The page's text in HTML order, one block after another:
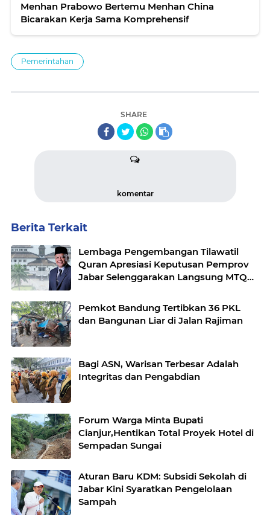
Menhan Prabowo Bertemu Menhan China
Bicarakan Kerja Sama Komprehensif
Pemerintahan
SHARE
komentar
Berita Terkait
Lembaga Pengembangan Tilawatil
Quran Apresiasi Keputusan Pemprov
Jabar Selenggarakan Langsung MTQ
Pemkot Bandung Tertibkan 36 PKL
dan Bangunan Liar di Jalan Rajiman
Bagi ASN, Warisan Terbesar Adalah
Integritas dan Pengabdian
Forum Warga Minta Bupati
Cianjur,Hentikan Total Proyek Hotel di
Sempadan Sungai
Aturan Baru KDM: Subsidi Sekolah di
Jabar Kini Syaratkan Pengelolaan
Sampah